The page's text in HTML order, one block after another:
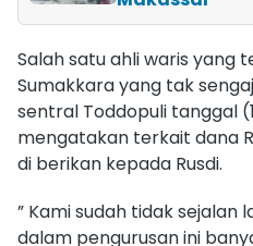
Salah satu ahli waris yang
Sumakkara yang tak
sentral Toddopuli tanggal
mengatakan terkait dana
di berikan kepada Rusdi.
” Kami sudah tidak sejalan
dalam pengurusan ini